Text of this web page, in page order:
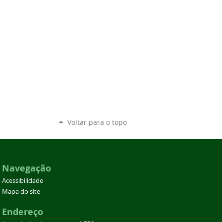
Voltar para o topo
Navegação
Acessibilidade
Mapa do site
Endereço